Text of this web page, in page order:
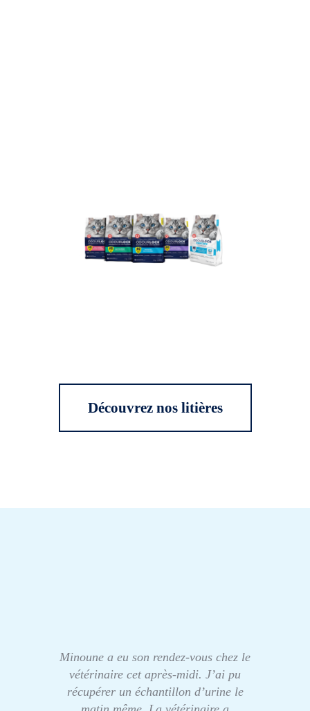
Découvrez nos litières
Minoune a eu son rendez-vous chez le
vétérinaire cet après-midi. J’ai pu
récupérer un échantillon d’urine le